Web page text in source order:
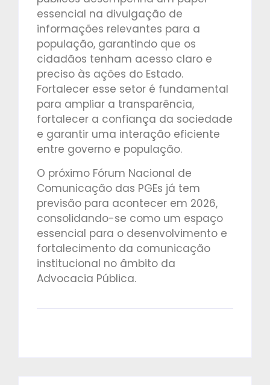
essencial na divulgação de
informações relevantes para a
população, garantindo que os
cidadãos tenham acesso claro e
preciso às ações do Estado.
Fortalecer esse setor é fundamental
para ampliar a transparência,
fortalecer a confiança da sociedade
e garantir uma interação eficiente
entre governo e população.
O próximo Fórum Nacional de
Comunicação das PGEs já tem
previsão para acontecer em 2026,
consolidando-se como um espaço
essencial para o desenvolvimento e
fortalecimento da comunicação
institucional no âmbito da
Advocacia Pública.